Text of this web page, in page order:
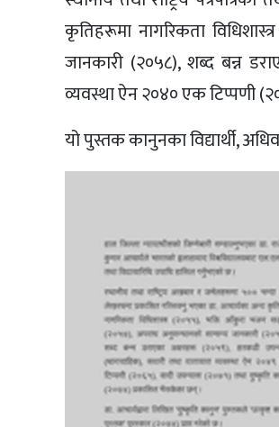
कृतिहरूमा नागरिकता
जानकारी (२०५८), शब्द बन्न
व्यवस्था ऐन २०४० एक टिप्पणी
यो पुस्तक कानुनका विद्यार्थी,